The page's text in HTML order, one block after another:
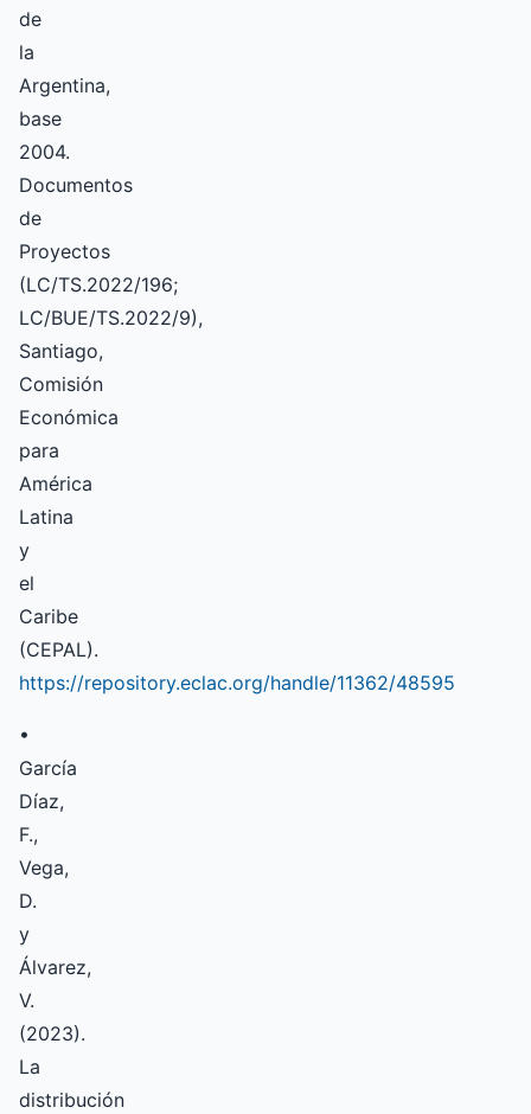
de
la
Argentina,
base
2004.
Documentos
de
Proyectos
(LC/TS.2022/196;
LC/BUE/TS.2022/9),
Santiago,
Comisión
Económica
para
América
Latina
y
el
Caribe
(CEPAL).
https://repository.eclac.org/handle/11362/48595
•
García
Díaz,
F.,
Vega,
D.
y
Álvarez,
V.
(2023).
La
distribución